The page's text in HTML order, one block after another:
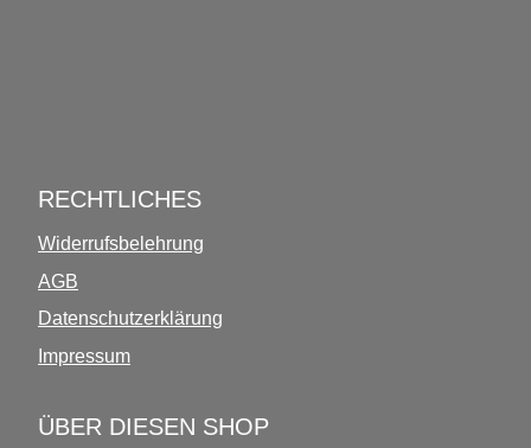
RECHTLICHES
Widerrufsbelehrung
AGB
Datenschutzerklärung
Impressum
ÜBER DIESEN SHOP